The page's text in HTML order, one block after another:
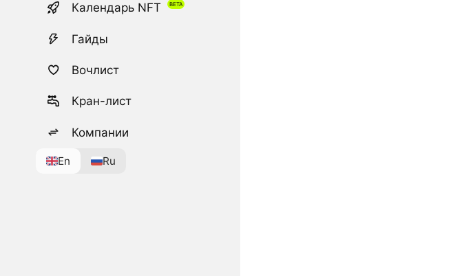
Календарь NFT
Гайды
Вочлист
Кран-лист
Компании
En Ru